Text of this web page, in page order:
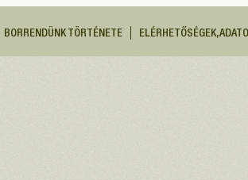
BORRENDÜNK TÖRTÉNETE ELÉRHETŐSÉGEK,